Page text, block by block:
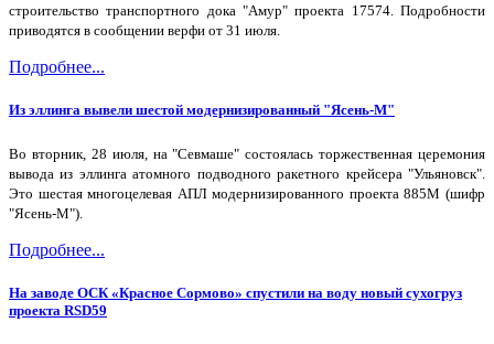
строительство транспортного дока "Амур" проекта 17574. Подробности
приводятся в сообщении верфи от 31 июля.
Подробнее...
Из эллинга вывели шестой модернизированный "Ясень-М"
Во вторник, 28 июля, на "Севмаше" состоялась торжественная церемония
вывода из эллинга атомного подводного ракетного крейсера "Ульяновск".
Это шестая многоцелевая АПЛ модернизированного проекта 885М (шифр
"Ясень-М").
Подробнее...
На заводе ОСК «Красное Сормово» спустили на воду новый сухогруз
проекта RSD59